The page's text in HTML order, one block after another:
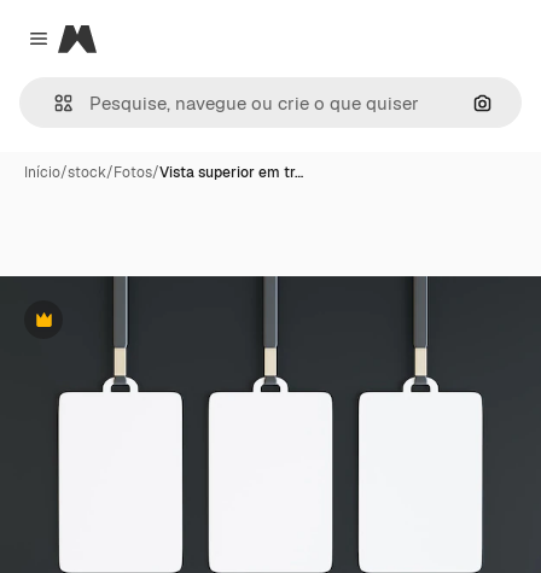
Close menu
Magnific
Início/stock/Fotos/Vista superior em tr…
Premium